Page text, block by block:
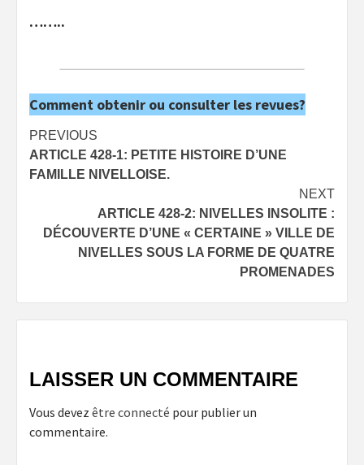
……..
Comment obtenir ou consulter les revues?
Post
navigation
PREVIOUS
ARTICLE 428-1: PETITE HISTOIRE D’UNE
FAMILLE NIVELLOISE.
NEXT
ARTICLE 428-2: NIVELLES INSOLITE :
DÉCOUVERTE D’UNE « CERTAINE » VILLE DE
NIVELLES SOUS LA FORME DE QUATRE
PROMENADES
LAISSER UN COMMENTAIRE
Vous devez être connecté pour publier un
commentaire.